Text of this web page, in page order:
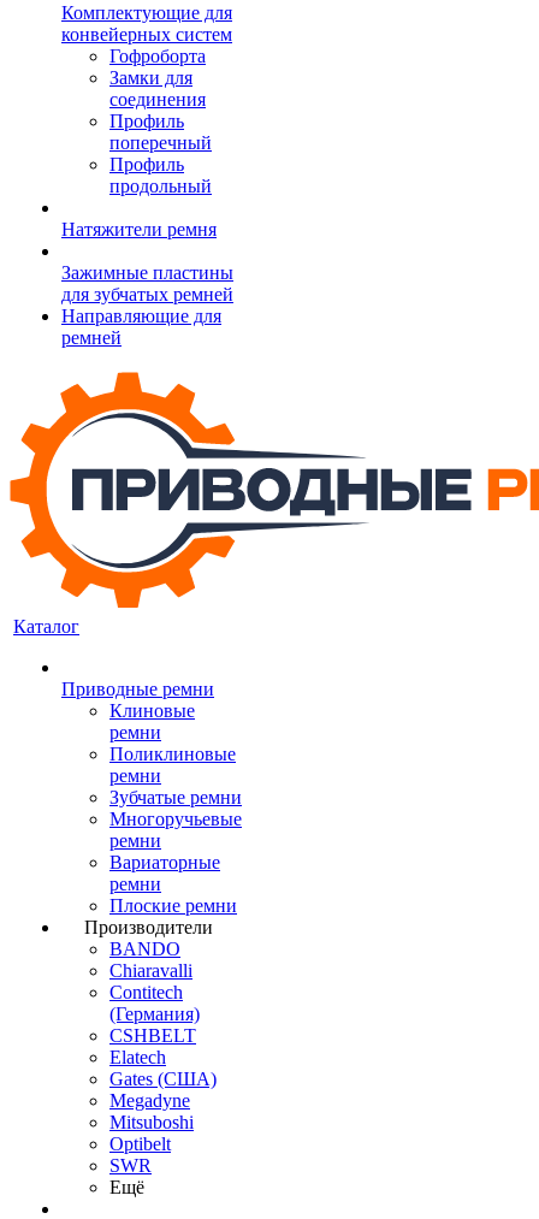
Комплектующие для
конвейерных систем
Гофроборта
Замки для
соединения
Профиль
поперечный
Профиль
продольный
Натяжители ремня
Зажимные пластины
для зубчатых ремней
Направляющие для
ремней
Каталог
Приводные ремни
Клиновые
ремни
Поликлиновые
ремни
Зубчатые ремни
Многоручьевые
ремни
Вариаторные
ремни
Плоские ремни
Производители
BANDO
Chiaravalli
Contitech
(Германия)
CSHBELT
Elatech
Gates (США)
Megadyne
Mitsuboshi
Optibelt
SWR
Ещё